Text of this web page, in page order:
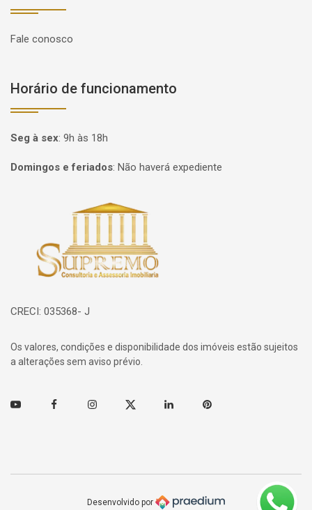
Fale conosco
Horário de funcionamento
Seg à sex: 9h às 18h
Domingos e feriados: Não haverá expediente
Página inicial
CRECI: 035368- J
Os valores, condições e disponibilidade dos imóveis estão sujeitos
a alterações sem aviso prévio.
Youtube FacebookInstagramTwitter Linkedin Pinterest
Desenvolvido por